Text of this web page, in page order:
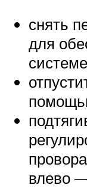
снять
для
влево